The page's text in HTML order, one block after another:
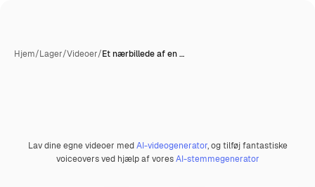
Hjem/Lager/Videoer/Et nærbillede af en …
Præmie
Lav dine egne videoer medAI-videogenerator, og tilføj fantastiske
voiceovers ved hjælp af voresAI-stemmegenerator